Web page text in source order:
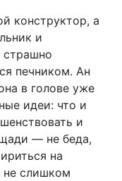
конструктор, а
и
страшно
печником. Ан
в голове уже
идеи: что и
и
— не беда,
на
не слишком